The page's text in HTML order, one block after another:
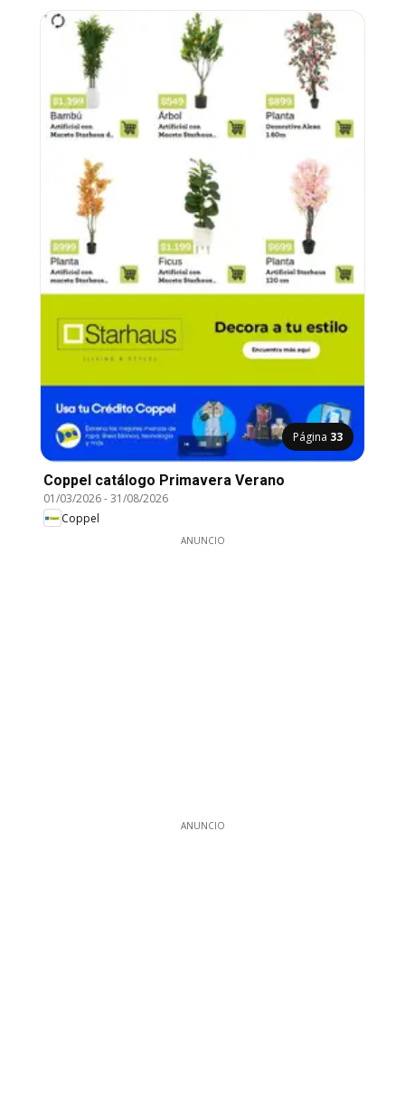
Página 33
Coppel catálogo Primavera Verano
01/03/2026-31/08/2026
Coppel
ANUNCIO
ANUNCIO